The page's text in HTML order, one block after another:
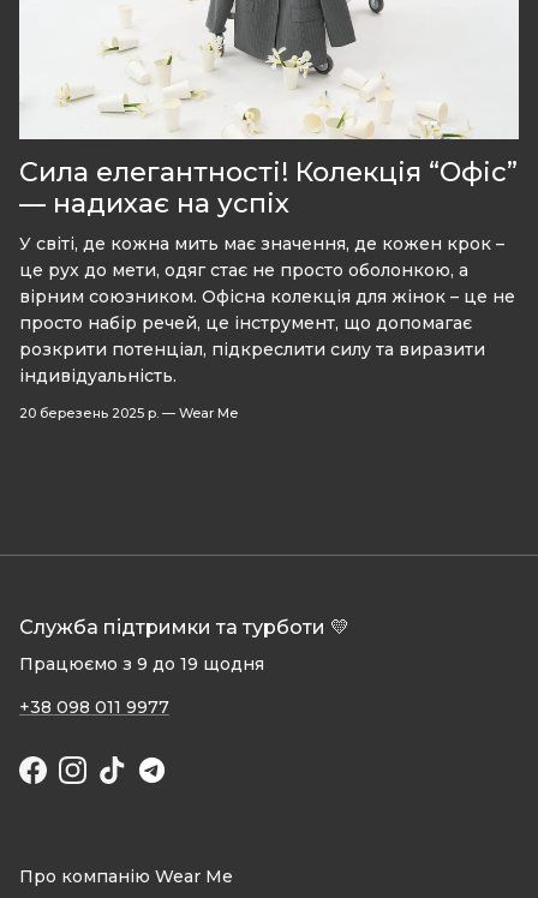
Сила елегантності! Колекція “Офіс”
— надихає на успіх
У світі, де кожна мить має значення, де кожен крок –
це рух до мети, одяг стає не просто оболонкою, а
вірним союзником. Офісна колекція для жінок – це не
просто набір речей, це інструмент, що допомагає
розкрити потенціал, підкреслити силу та виразити
індивідуальність.
20 березень 2025 р. — Wear Me
Служба підтримки та турботи 💛
Працюємо з 9 до 19 щодня
+38 098 011 9977
Facebook
Instagram
TikTok
Про компанію Wear Me